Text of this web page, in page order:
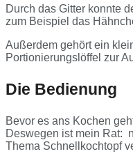
Durch das Gitter konnte
zum Beispiel das
Außerdem gehört ein
Portionierungslöffel zur
Die Bedienung
Bevor es ans Kochen
Deswegen ist mein Rat:
Thema Schnellkochtopf